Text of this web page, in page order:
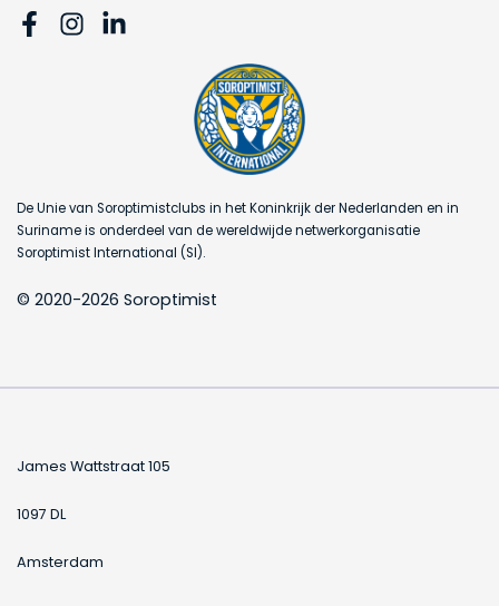
De Unie van Soroptimistclubs in het Koninkrijk der Nederlanden en in
Suriname is onderdeel van de wereldwijde netwerkorganisatie
Soroptimist International (SI).
© 2020-2026 Soroptimist
James Wattstraat 105
1097 DL
Amsterdam